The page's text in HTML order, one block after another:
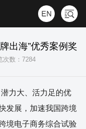
出海”优秀案例奖
次数：7284
力大、活力足的优
发展，加速我国跨境
境电子商务综合试验